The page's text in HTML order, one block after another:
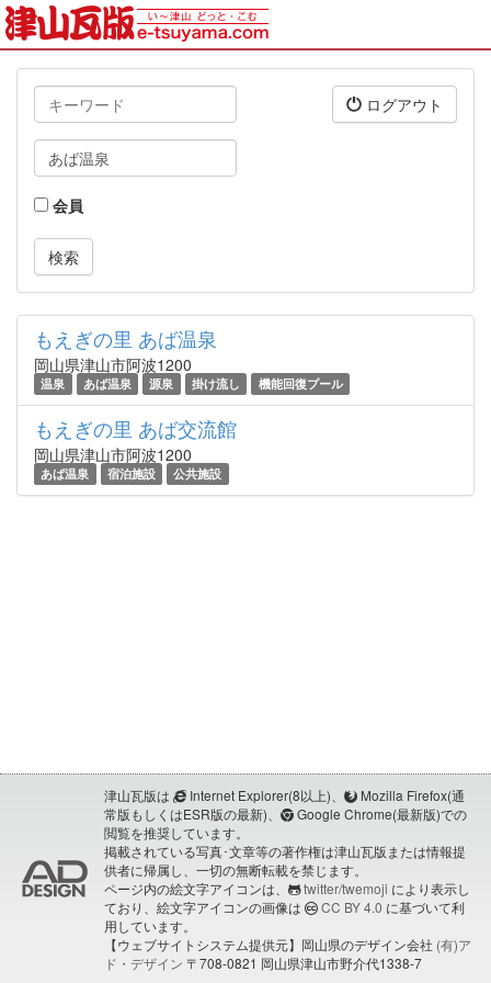
キ
ー
ワ
ド
タ
グ
会員
ログアウト
もえぎの里 あば温泉
岡山県津山市阿波1200
温泉 あば温泉 源泉 掛け流し 機能回復プール
もえぎの里 あば交流館
岡山県津山市阿波1200
あば温泉 宿泊施設 公共施設
津山瓦版は Internet Explorer(8以上)、
Mozilla Firefox(通
常版もしくはESR版の最新)、
Google Chrome(最新版)での
閲覧を推奨しています。
掲載されている写真･文章等の著作権は津山瓦版または情報提
供者に帰属し、一切の無断転載を禁じます。
ページ内の絵文字アイコンは、
twitter/twemoji により表示し
ており、絵文字アイコンの画像は
CC BY 4.0 に基づいて利
用しています。
【ウェブサイトシステム提供元】岡山県のデザイン会社 (有)ア
ド・デザイン 〒708-0821 岡山県津山市野介代1338-7